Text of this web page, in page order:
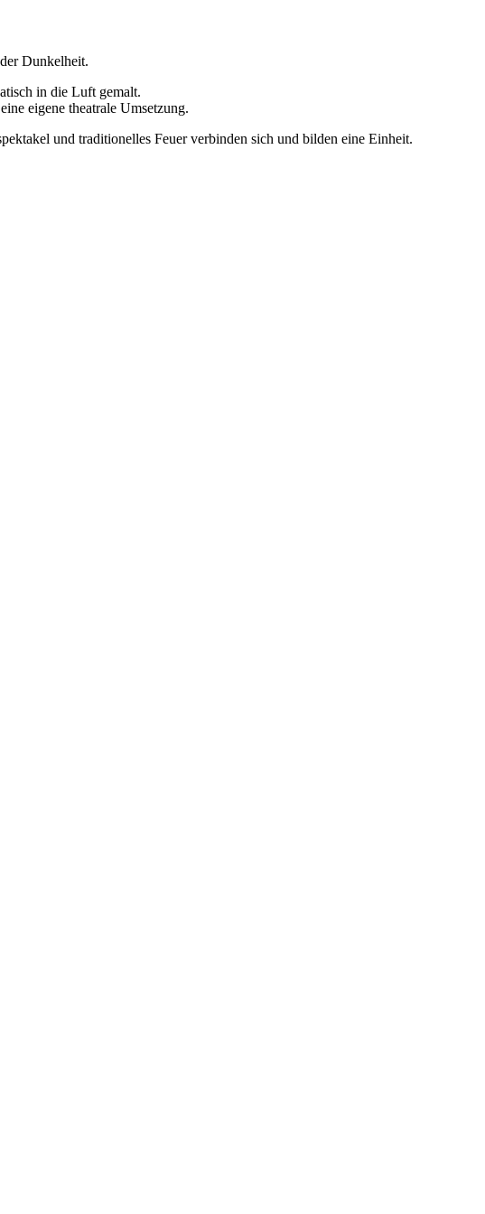
Dunkelheit.
in die Luft gemalt.
eigene theatrale Umsetzung.
und traditionelles Feuer verbinden sich und bilden eine Einheit.